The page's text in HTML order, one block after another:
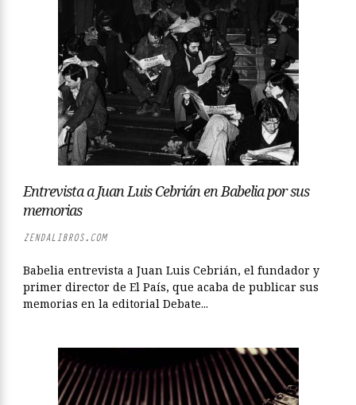
Entrevista a Juan Luis Cebrián en Babelia por sus
memorias
ZENDALIBROS.COM
Babelia entrevista a Juan Luis Cebrián, el fundador y
primer director de El País, que acaba de publicar sus
memorias en la editorial Debate...